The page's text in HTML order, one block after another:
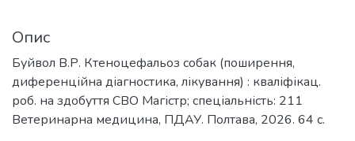
Опис
Буйвол В.Р. Ктеноцефальоз собак (поширення,
диференційна діагностика, лікування) : кваліфікац.
роб. на здобуття СВО Магістр; спеціальність: 211
Ветеринарна медицина, ПДАУ. Полтава, 2026. 64 с.